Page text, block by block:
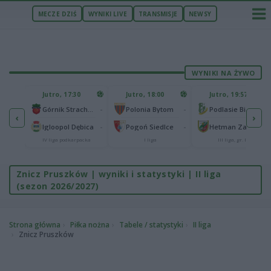
MECZE DZIŚ WYNIKI LIVE TRANSMISJE NEWSY
WYNIKI NA ŻYWO
‹
65
25
Jutro, 17:30
Igloopol Dębica
IV liga podkarpacka
Jutro, 18:00
Polonia Bytom
Pogoń Siedlce
I liga
Jutro, 19:57
Podlasie Biała Podlaska
Hetman Zamość
III liga, gr. IV
›
Znicz Pruszków | wyniki i statystyki | II liga
(sezon 2026/2027)
Strona główna Piłka nożna Tabele / statystyki
II liga
Znicz Pruszków